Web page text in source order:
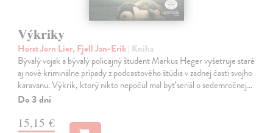
Výkriky
Horst Jorn Lier, Fjell Jan-Erik| Kniha
Bývalý vojak a bývalý policajný študent Markus Heger vyšetruje staré
aj nové kriminálne prípady z podcastového štúdia v zadnej časti svojho
karavanu. Výkrik, ktorý nikto nepočul mal byť seriál o sedemročnej…
Do 3 dní
15,15 €